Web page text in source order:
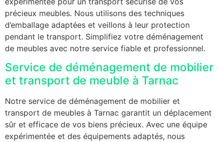
précieux meubles. Nous utilisons des techniques
d’emballage adaptées et veillons à leur protection
pendant le transport. Simplifiez votre déménagement
de meubles avec notre service fiable et professionnel.
Service de déménagement de mobilier
et transport de meuble à Tarnac
Notre service de déménagement de mobilier et
transport de meubles à Tarnac garantit un déplacement
sûr et efficace de vos biens précieux. Avec une équipe
expérimentée et des équipements adaptés, nous